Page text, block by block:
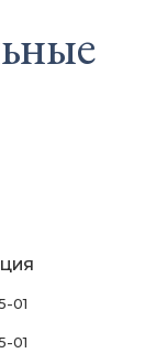
01
01